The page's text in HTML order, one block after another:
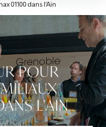
01100 dans l'Ain
POUR
L'AIN